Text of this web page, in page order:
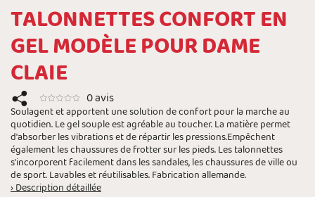
TALONNETTES CONFORT EN
GEL MODÈLE POUR DAME
CLAIE
0 avis
Soulagent et apportent une solution de confort pour la marche au
quotidien. Le gel souple est agréable au toucher. La matière permet
d'absorber les vibrations et de répartir les pressions.Empêchent
également les chaussures de frotter sur les pieds. Les talonnettes
s'incorporent facilement dans les sandales, les chaussures de ville ou
de sport. Lavables et réutilisables. Fabrication allemande.
› Description détaillée